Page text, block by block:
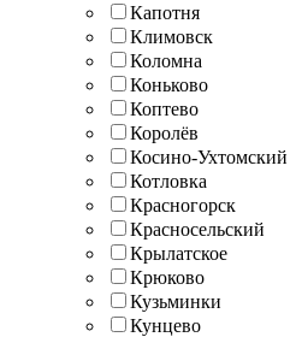
Капотня
Климовск
Коломна
Коньково
Коптево
Королёв
Косино-Ухтомский
Котловка
Красногорск
Красносельский
Крылатское
Крюково
Кузьминки
Кунцево